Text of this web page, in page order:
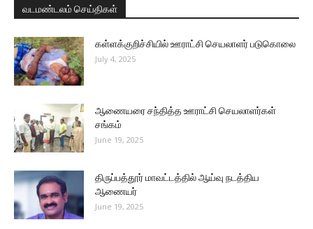
வடமண்டலம் செய்திகள்
கள்ளக்குறிச்சியில் ஊராட்சி செயலாளர் படுகொலை
July 4, 2025
ஆணையரை சந்தித்த ஊராட்சி செயலாளர்கள்
சங்கம்
June 19, 2025
திருப்பத்தூர் மாவட்டத்தில் ஆய்வு நடத்திய
ஆணையர்
June 19, 2025